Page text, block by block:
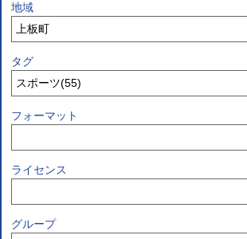
地域
タグ
フォーマット
ライセンス
グループ